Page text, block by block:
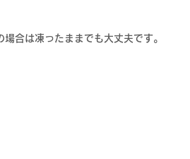
合は凍ったままでも大丈夫です。